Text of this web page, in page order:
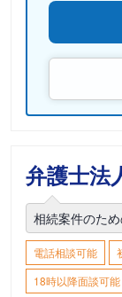
弁護士法
相続案件のた
電話相談可能
18時以降面談可能